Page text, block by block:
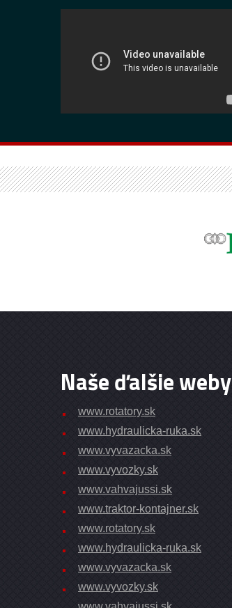
Naše ďalšie weby
www.rotatory.sk
www.hydraulicka-ruka.sk
www.vyvazacka.sk
www.vyvozky.sk
www.vahvajussi.sk
www.traktor-kontajner.sk
www.rotatory.sk
www.hydraulicka-ruka.sk
www.vyvazacka.sk
www.vyvozky.sk